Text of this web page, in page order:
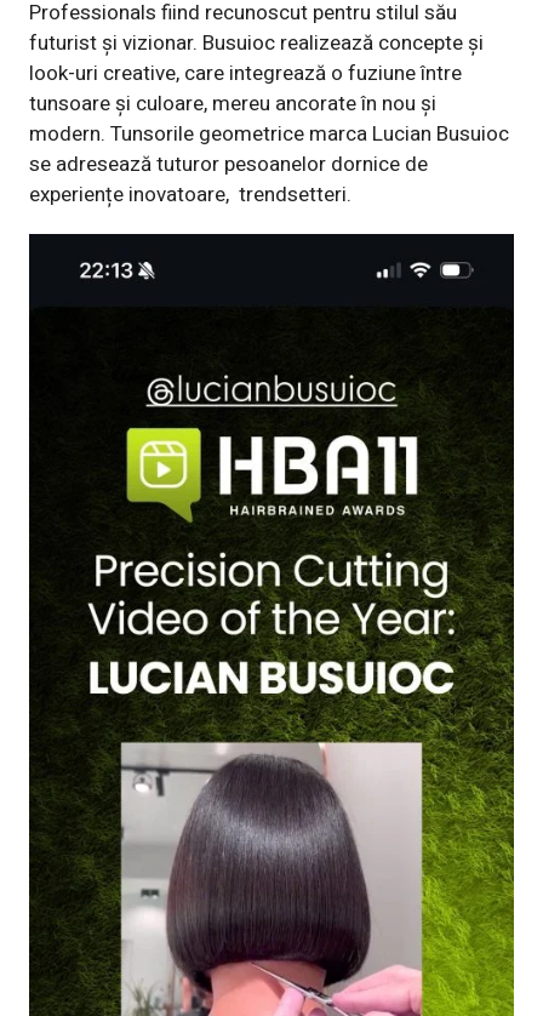
Professionals fiind recunoscut pentru stilul său
futurist și vizionar. Busuioc realizează concepte și
look-uri creative, care integrează o fuziune între
tunsoare și culoare, mereu ancorate în nou și
modern. Tunsorile geometrice marca Lucian Busuioc
se adresează tuturor pesoanelor dornice de
experiențe inovatoare, trendsetteri.